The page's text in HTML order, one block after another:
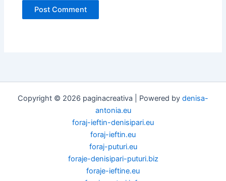
Copyright © 2026 paginacreativa | Powered by denisa-
antonia.eu
foraj-ieftin-denisipari.eu
foraj-ieftin.eu
foraj-puturi.eu
foraje-denisipari-puturi.biz
foraje-ieftine.eu